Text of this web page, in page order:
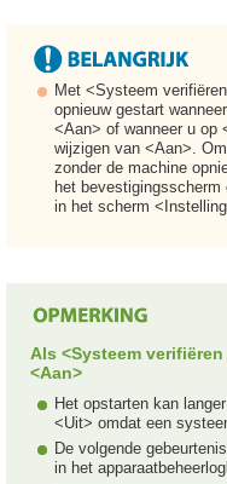
Met <Systeem
opnieuw gestart
<Aan> of wanneer u op
wijzigen van <Aan>.
zonder de machine
het
in het scherm
Als <Systeem
<Aan>
Het opstarten kan
<Uit> omdat een
De volgende
in het